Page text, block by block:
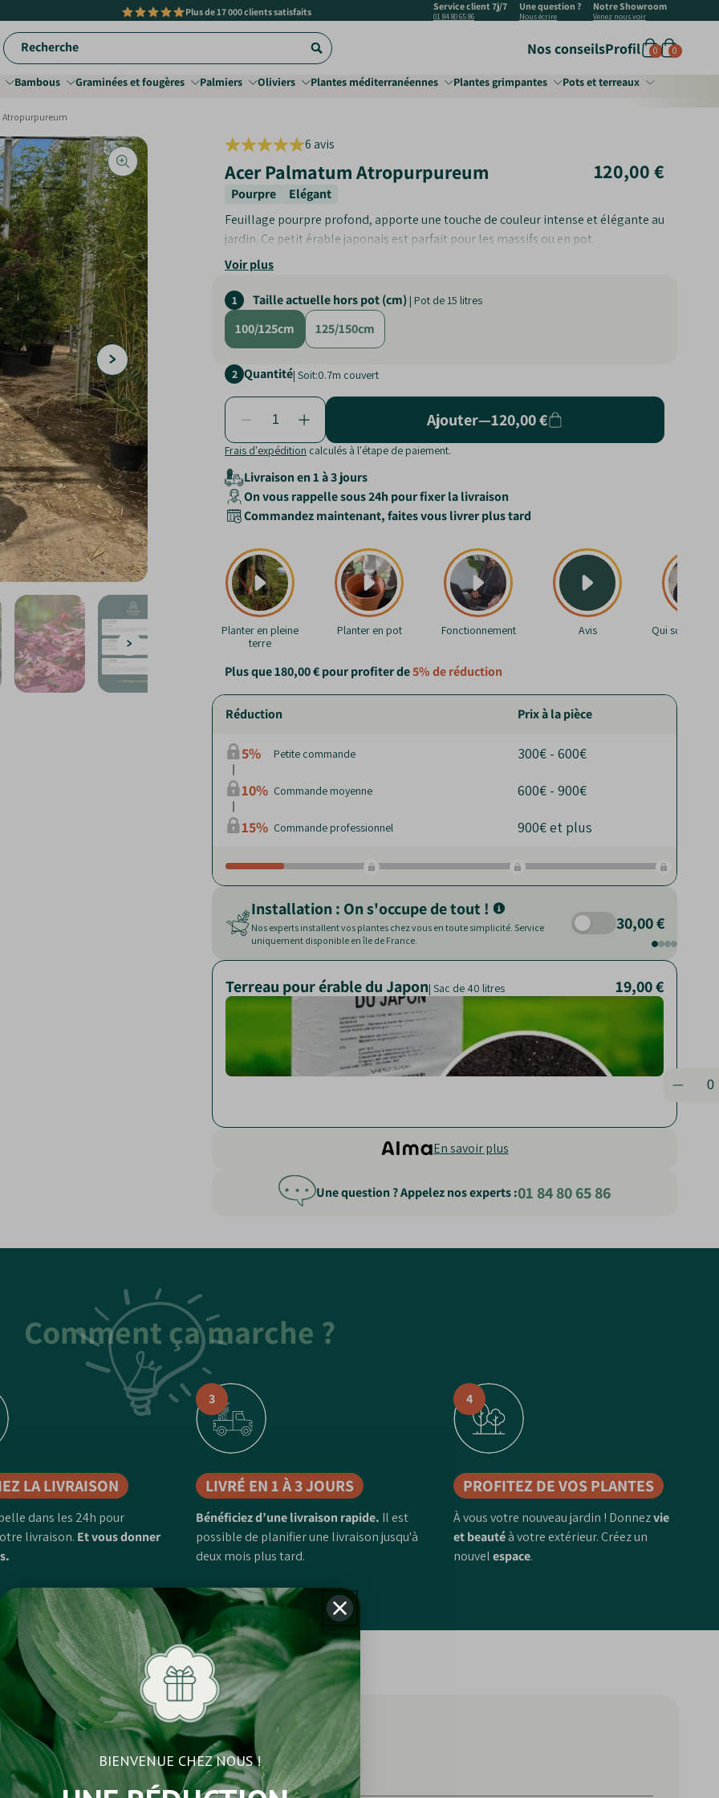
Plus de17 000 clients satisfaits Service client 7j/7
01 84 80 65 86
Une question ?
Nous écrire
Notre Showroom
Venez nous voir
Recherche Nos conseilsProfil 0 0
Bambous Graminées et fougères Palmiers Oliviers Plantes méditerranéennes Plantes grimpantes Pots et terreaux
Atropurpureum
6 avis
des
Acer Palmatum Atropurpureum 120,00 €
Pourpre
Elégant
Feuillage pourpre profond, apporte une touche de couleur intense et élégante au
jardin. Ce petit érable japonais est parfait pour les massifs ou en pot.
Couleur spectaculaire
Résistance et robustesse
Voir plus
1 Taille actuelle hors pot (cm) | Pot de 15 litres
100/125cm 125/150cm
2 Quantité| Soit:0.7m couvert
Ajouter—120,00 €
Frais d'expédition calculés à l'étape de paiement.
Livraison en 1 à 3 jours
On vous rappelle sous 24h pour fixer la livraison
Commandez maintenant, faites vous livrer plus tard
Planter en pleine
terre
Planter en pot Fonctionnement Avis Qui sommes-
Plus que180,00 €pour profiter de5%de réduction
Réduction Prix à la pièce
5% Petite commande
300€ - 600€
10% Commande moyenne
600€ - 900€
15% Commande professionnel 900€ et plus
Installation : On s'occupe de tout !
Nos experts installent vos plantes chez vous en toute simplicité. Service
uniquement disponible en île de France.
30,00 €
Terreau pour érable du Japon| Sac de 40 litres 19,00 €
Paillage de chanvre| Sac de 250 L 28,00 €
Billes d'argile| Sac de 10 L et 45 L 10,00 €
nuisibles
| 28,00 €
En savoir plus
Une question ? Appelez nos experts :01 84 80 65 86
Comment ça marche ?
LA LIVRAISON
dans les 24h pour
livraison. Et vous donner
3
LIVRÉ EN 1 À 3 JOURS
Bénéficiez d’une livraison rapide. Il est
possible de planifier une livraison jusqu'à
deux mois plus tard.
4
PROFITEZ DE VOS PLANTES
À vous votre nouveau jardin ! Donnezvie
et beautéà votre extérieur. Créez un
nouvelespace.
Propriétés des plantes
Acer Palmatum Atropurpureum
BIENVENUE CHEZ NOUS !